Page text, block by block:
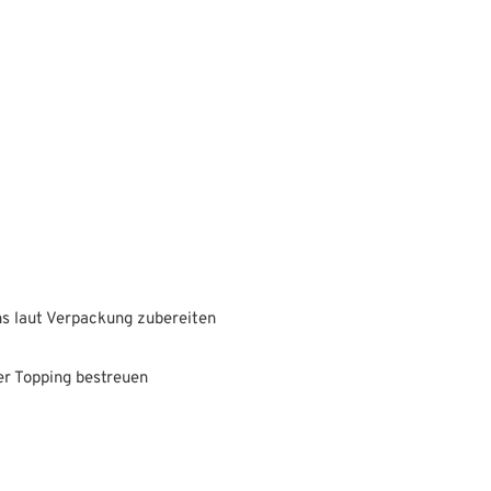
laut Verpackung zubereiten
Topping bestreuen